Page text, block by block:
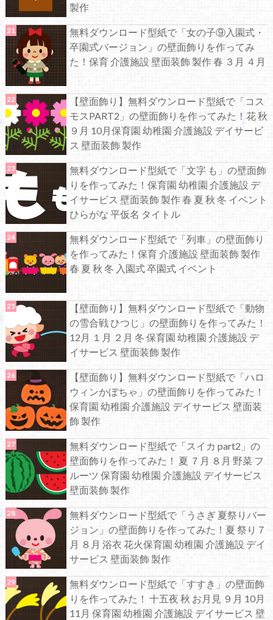
製作
無料ダウンロード型紙で「女の子⑨入園式・
卒園式バージョン」の壁面飾りを作ってみ
た！保育 介護施設 壁面装飾 製作 春 ３月 ４月
【壁面飾り】無料ダウンロード型紙で「コス
モスPART2」の壁面飾りを作ってみた！花 秋
９月 10月保育園 幼稚園 介護施設 デイサービ
ス 壁面装飾 製作
無料ダウンロード型紙で「文字 も」の壁面飾
りを作ってみた！保育園 幼稚園 介護施設 デ
イサービス 壁面装飾 製作 春 夏 秋 冬 イベント
ひらがな 平仮名 タイトル
無料ダウンロード型紙で「列車」の壁面飾り
を作ってみた！保育 介護施設 壁面装飾 製作
春 夏 秋 冬 入園式 卒園式 イベント
【壁面飾り】無料ダウンロード型紙で「動物
の雪合戦 ひつじ」の壁面飾りを作ってみた！
12月 １月 ２月 冬 保育園 幼稚園 介護施設 デ
イサービス 壁面装飾 製作
【壁面飾り】無料ダウンロード型紙で「ハロ
ウィンかぼちゃ」の壁面飾りを作ってみた！
保育園 幼稚園 介護施設 デイサービス 壁面装
飾 製作
無料ダウンロード型紙で「スイカ part2」の
壁面飾りを作ってみた！ 夏 ７月 ８月 野菜 フ
ルーツ 保育園 幼稚園 介護施設 デイサービス
壁面装飾 製作
無料ダウンロード型紙で「うさぎ 夏祭りバー
ジョン」の壁面飾りを作ってみた！夏 祭り７
月 ８月 浴衣 花火保育園 幼稚園 介護施設 デイ
サービス 壁面装飾 製作
無料ダウンロード型紙で「すすき」の壁面飾
りを作ってみた！ 十五夜 秋 お月見 ９月 10月
11月 保育園 幼稚園 介護施設 デイサービス 壁